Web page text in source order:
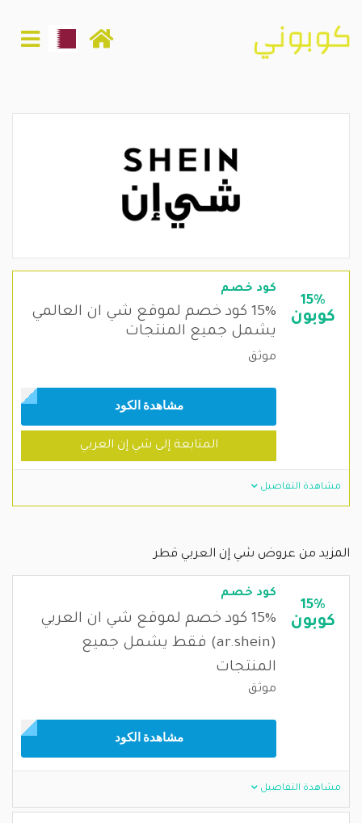
15%
كوبون
كود خصم
15% كود خصم لموقع شي ان العالمي
يشمل جميع المنتجات
موثق
مشاهدة الكود
المتابعة إلى شي إن العربي
مشاهدة التفاصيل
المزيد من عروض شي إن العربي قطر
15%
كوبون
كود خصم
15% كود خصم لموقع شي ان العربي
(ar.shein) فقط يشمل جميع
المنتجات
موثق
مشاهدة الكود
مشاهدة التفاصيل